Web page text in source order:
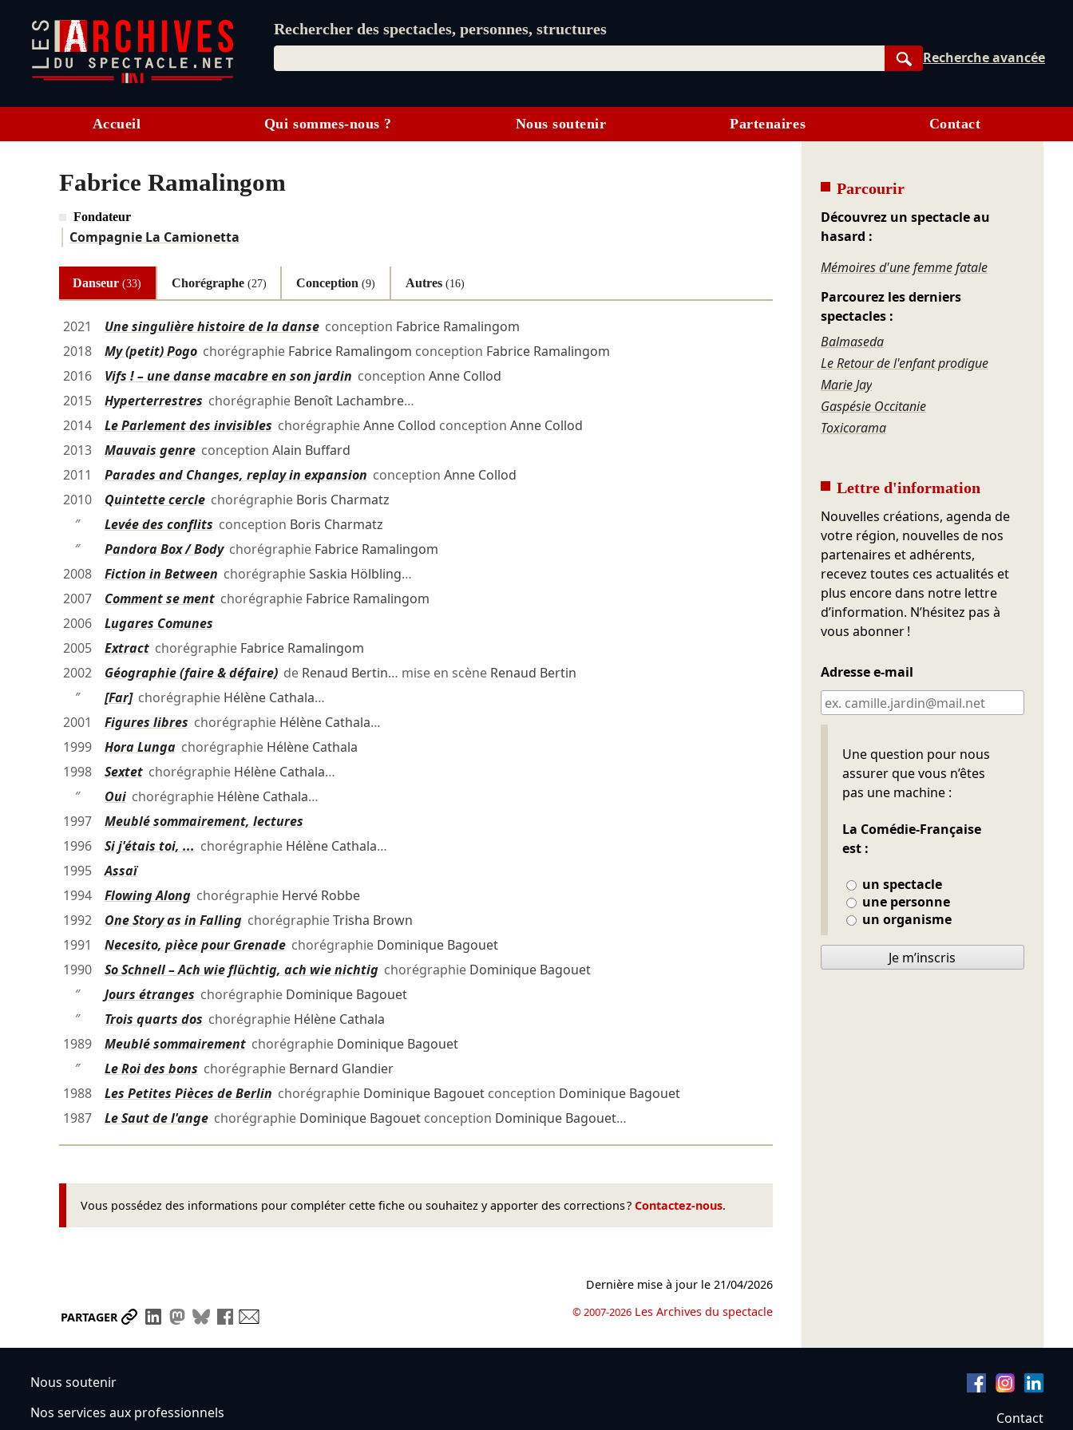
Rechercher des spectacles, personnes, structures
Rechercher
Recherche avancée
Accueil Qui sommes-nous ? Nous soutenir Partenaires Contact
Fabrice Ramalingom
Fondateur
Compagnie La Camionetta
Danseur(33) Chorégraphe (27) Conception(9) Autres (16)
2021 Une singulière histoire de la danseconception Fabrice Ramalingom
2018
My (petit) Pogochorégraphie Fabrice Ramalingom conception Fabrice Ramalingom
2016
Vifs ! – une danse macabre en son jardin conception Anne Collod
2015
Hyperterrestres chorégraphie Benoît Lachambre…
2014
Le Parlement des invisibles chorégraphieAnne Collod conception Anne Collod
2013
Mauvais genreconception Alain Buffard
2011
Parades and Changes, replay in expansion conception Anne Collod
2010
Quintette cerclechorégraphie Boris Charmatz
″
Levée des conflits conception Boris Charmatz
″
Pandora Box / Bodychorégraphie Fabrice Ramalingom
2008
Fiction in Between chorégraphieSaskia Hölbling…
2007
Comment se mentchorégraphie Fabrice Ramalingom
2006
Lugares Comunes
2005
Extractchorégraphie Fabrice Ramalingom
2002
Géographie (faire & défaire)de Renaud Bertin… mise en scène Renaud Bertin
″
[Far]chorégraphie Hélène Cathala…
2001
Figures libres chorégraphie Hélène Cathala…
1999
Hora Lungachorégraphie Hélène Cathala
1998
Sextetchorégraphie Hélène Cathala…
″
Ouichorégraphie Hélène Cathala…
1997
Meublé sommairement, lectures
1996
Si j'étais toi, ... chorégraphie Hélène Cathala…
1995
Assaï
1994
Flowing Alongchorégraphie Hervé Robbe
1992
One Story as in FallingchorégraphieTrisha Brown
1991
Necesito, pièce pour Grenadechorégraphie Dominique Bagouet
1990
So Schnell – Ach wie flüchtig, ach wie nichtigchorégraphie Dominique Bagouet
″
Jours étranges chorégraphie Dominique Bagouet
″
Trois quarts dos chorégraphie Hélène Cathala
1989
Meublé sommairementchorégraphie Dominique Bagouet
″
Le Roi des bons chorégraphie Bernard Glandier
1988
Les Petites Pièces de Berlin chorégraphie Dominique Bagouetconception Dominique Bagouet
1987
Le Saut de l'angechorégraphie Dominique Bagouetconception Dominique Bagouet…
Vous possédez des informations pour compléter cette fiche ou souhaitez y apporter des corrections ? Contactez-nous.
PARTAGER Partager le lien
Partager sur LinkedIn
Partager sur Mastodon
Partager sur Bluesky
Partager sur Facebook
Dernière mise à jour le21/04/2026
© 2007-2026 Les Archives du spectacle
Parcourir
Découvrez un spectacle au
hasard :
Mémoires d'une femme fatale
Parcourez les derniers
spectacles :
Balmaseda
Le Retour de l'enfant prodigue
Marie Jay
Gaspésie Occitanie
Toxicorama
Lettre d'information
Nouvelles créations, agenda de
votre région, nouvelles de nos
partenaires et adhérents,
recevez toutes ces actualités et
plus encore dans notre lettre
d’information. N’hésitez pas à
vous abonner !
Adresse e-mail
Une question pour nous
assurer que vous n’êtes
pas une machine :
La Comédie-Française
est :
un spectacle
une personne
un organisme
Ne pas remplir
Je m’inscris
Nous soutenir
Nos services aux professionnels
Contact